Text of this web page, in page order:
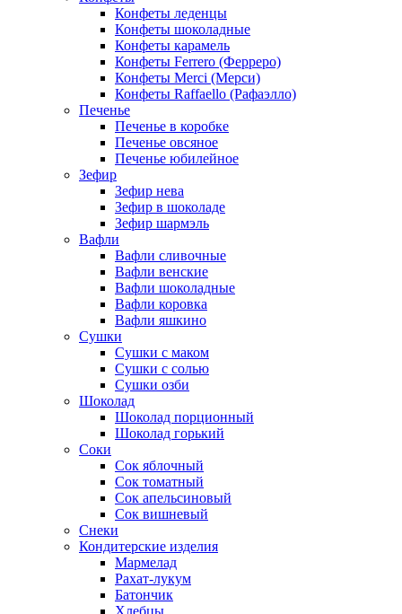
Конфеты леденцы
Конфеты шоколадные
Конфеты карамель
Конфеты Ferrero (Ферреро)
Конфеты Merci (Мерси)
Конфеты Raffaello (Рафаэлло)
Печенье
Печенье в коробке
Печенье овсяное
Печенье юбилейное
Зефир
Зефир нева
Зефир в шоколаде
Зефир шармэль
Вафли
Вафли сливочные
Вафли венские
Вафли шоколадные
Вафли коровка
Вафли яшкино
Сушки
Сушки с маком
Сушки с солью
Сушки озби
Шоколад
Шоколад порционный
Шоколад горький
Соки
Сок яблочный
Сок томатный
Сок апельсиновый
Сок вишневый
Снеки
Кондитерские изделия
Мармелад
Рахат-лукум
Батончик
Хлебцы